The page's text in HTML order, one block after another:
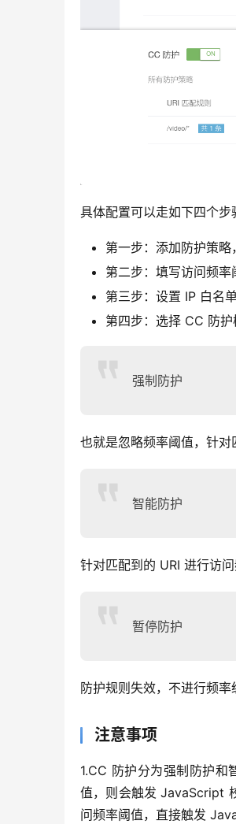
具体配置可以走如下四个步
第一步：添加防护策
第二步：填写访问频
第三步：设置 IP 白名
第四步：选择 CC 防
强制防护
也就是忽略频率阈值，针对
智能防护
针对匹配到的 URI 进行访
暂停防护
防护规则失效，不进行频率
注意事项
1.CC 防护分为强制防护
值，则会触发 JavaScript
问频率阈值，直接触发